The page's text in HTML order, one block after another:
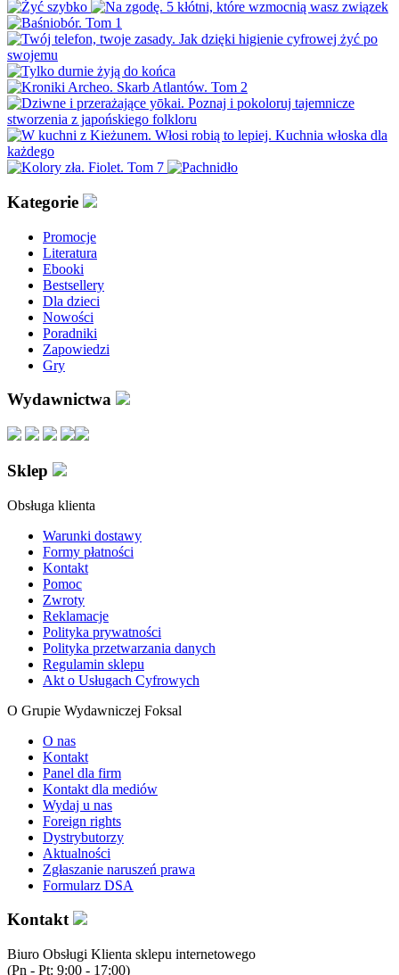
Kategorie
Promocje
Literatura
Ebooki
Bestsellery
Dla dzieci
Nowości
Poradniki
Zapowiedzi
Gry
Wydawnictwa
Sklep
Obsługa klienta
Warunki dostawy
Formy płatności
Kontakt
Pomoc
Zwroty
Reklamacje
Polityka prywatności
Polityka przetwarzania danych
Regulamin sklepu
Akt o Usługach Cyfrowych
O Grupie Wydawniczej Foksal
O nas
Kontakt
Panel dla firm
Kontakt dla mediów
Wydaj u nas
Foreign rights
Dystrybutorzy
Aktualności
Zgłaszanie naruszeń prawa
Formularz DSA
Kontakt
Biuro Obsługi Klienta sklepu internetowego
(Pn - Pt: 9:00 - 17:00)